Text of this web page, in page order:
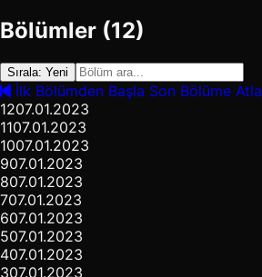
Bölümler (12)
Sırala: Yeni
İlk Bölümden Başla Son Bölüme Atla
1207.01.2023
1107.01.2023
1007.01.2023
907.01.2023
807.01.2023
707.01.2023
607.01.2023
507.01.2023
407.01.2023
307.01.2023